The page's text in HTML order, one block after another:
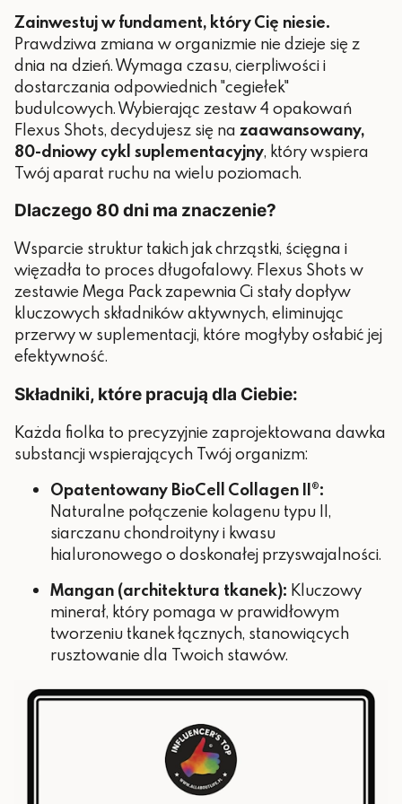
Zainwestuj w fundament, który Cię niesie.
Prawdziwa zmiana w organizmie nie dzieje się z
dnia na dzień. Wymaga czasu, cierpliwości i
dostarczania odpowiednich "cegiełek"
budulcowych. Wybierając zestaw 4 opakowań
Flexus Shots, decydujesz się na zaawansowany,
80-dniowy cykl suplementacyjny, który wspiera
Twój aparat ruchu na wielu poziomach.
Dlaczego 80 dni ma znaczenie?
Wsparcie struktur takich jak chrząstki, ścięgna i
więzadła to proces długofalowy. Flexus Shots w
zestawie Mega Pack zapewnia Ci stały dopływ
kluczowych składników aktywnych, eliminując
przerwy w suplementacji, które mogłyby osłabić jej
efektywność.
Składniki, które pracują dla Ciebie:
Każda fiolka to precyzyjnie zaprojektowana dawka
substancji wspierających Twój organizm:
Opatentowany BioCell Collagen II®:
Naturalne połączenie kolagenu typu II,
siarczanu chondroityny i kwasu
hialuronowego o doskonałej przyswajalności.
Mangan (architektura tkanek): Kluczowy
minerał, który pomaga w prawidłowym
tworzeniu tkanek łącznych, stanowiących
rusztowanie dla Twoich stawów.